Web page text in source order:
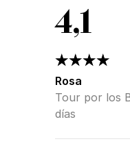
4,1
Rosa
Tour por los
días